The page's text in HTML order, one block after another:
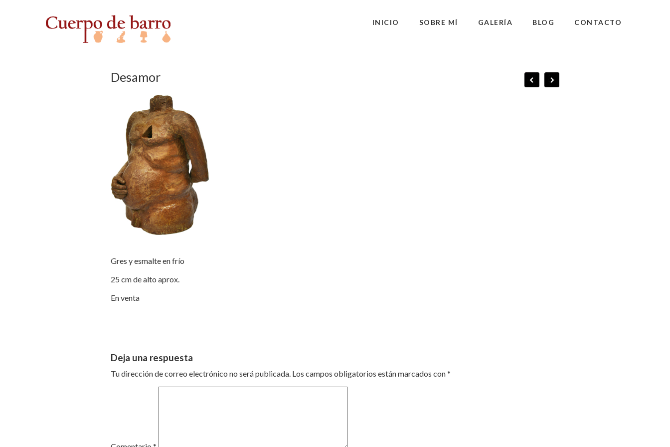
INICIO SOBRE MÍ GALERÍA BLOG CONTACTO
Desamor
Gres y esmalte en frío
25 cm de alto aprox.
En venta
Deja una respuesta
Tu dirección de correo electrónico no será publicada. Los campos obligatorios están marcados con*